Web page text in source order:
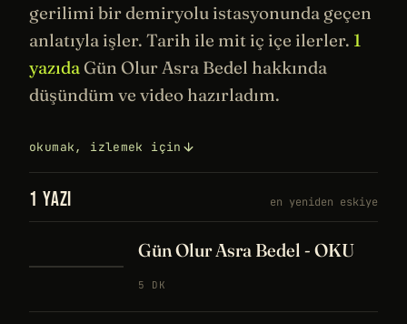
gerilimi bir demiryolu istasyonunda geçen
anlatıyla işler. Tarih ile mit iç içe ilerler. 1
yazıda Gün Olur Asra Bedel hakkında
düşündüm ve video hazırladım.
okumak, izlemek için
1 YAZI en yeniden eskiye
Gün Olur Asra Bedel - OKU
5 DK